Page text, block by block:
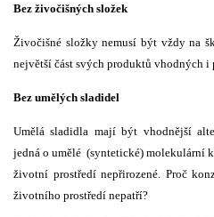
Bez živočišných složek
Živočišné složky nemusí být vždy na
největší část svých produktů vhodných i
Bez umělých sladidel
Umělá sladidla mají být vhodnější
jedná o umělé (syntetické) molekulární
životní prostředí nepřirozené. Proč
životního prostředí nepatří?